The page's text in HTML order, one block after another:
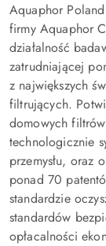
Aquaphor
firmy Aquaphor
działalność
zatrudniającej
z największych
filtrujących.
domowych
technologicznie
przemysłu, oraz
ponad 70
standardzie
standardów
opłacalności